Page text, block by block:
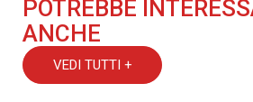
POTREBBE
ANCHE
VEDI TUTTI +